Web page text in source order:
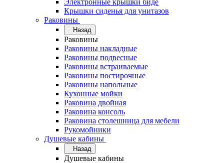
Электронные крышки биде
Крышки сиденья для унитазов
Раковины
Назад
Раковины
Раковины накладные
Раковины подвесные
Раковины встраиваемые
Раковины постирочные
Раковины напольные
Кухонные мойки
Раковина двойная
Раковина консоль
Раковина столешница для мебели
Рукомойники
Душевые кабины
Назад
Душевые кабины